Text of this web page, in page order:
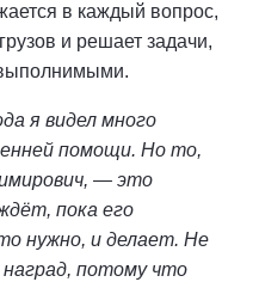
в каждый вопрос,
и решает задачи,
я видел много
помощи. Но то,
— это
пока его
нужно, и делает. Не
наград, потому что